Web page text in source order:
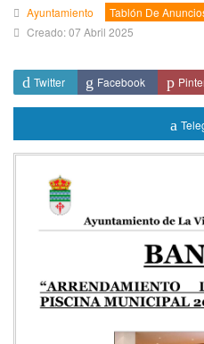
Ayuntamiento
Tablón De
Creado: 07 Abril 2025
Twitter Facebook